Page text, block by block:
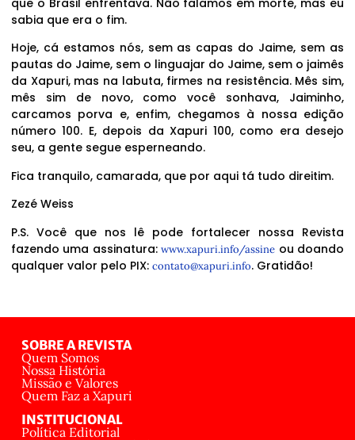
sabia que era o fim.
Hoje, cá estamos nós, sem as capas do Jaime, sem as
pautas do Jaime, sem o linguajar do Jaime, sem o jaimês
da Xapuri, mas na labuta, firmes na resistência. Mês sim,
mês sim de novo, como você sonhava, Jaiminho,
carcamos porva e, enfim, chegamos à nossa edição
número 100. E, depois da Xapuri 100, como era desejo
seu, a gente segue esperneando.
Fica tranquilo, camarada, que por aqui tá tudo direitim.
Zezé Weiss
P.S. Você que nos lê pode fortalecer nossa Revista
fazendo uma assinatura:www.xapuri.info/assine ou doando
qualquer valor pelo PIX: contato@xapuri.info. Gratidão!
SOBRE A REVISTA
Quem Somos
Nossa História
Missão e Valores
Quem Faz a Xapuri
INSTITUCIONAL
Política Editorial